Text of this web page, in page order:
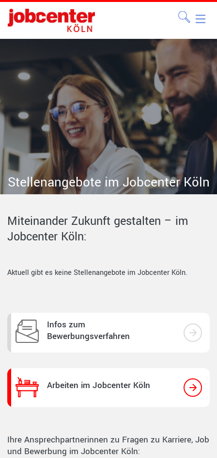
Stellenangebote im Jobcenter Köln
Miteinander Zukunft gestalten – im
Jobcenter Köln:
Aktuell gibt es keine Stellenangebote im Jobcenter Köln.
Infos zum
Bewerbungsverfahren
Arbeiten im Jobcenter Köln
Ihre Ansprechpartnerinnen zu Fragen zu Karriere, Job
und Bewerbung im Jobcenter Köln: